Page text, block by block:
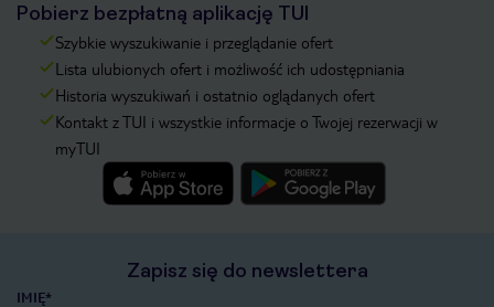
Pobierz bezpłatną aplikację TUI
Szybkie wyszukiwanie i przeglądanie ofert
Lista ulubionych ofert i możliwość ich udostępniania
Historia wyszukiwań i ostatnio oglądanych ofert
Kontakt z TUI i wszystkie informacje o Twojej rezerwacji w
myTUI
Zapisz się do newslettera
IMIĘ*